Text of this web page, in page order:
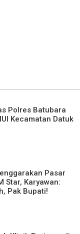
Polres Batubara
Kecamatan Datuk
Pasar
Star, Karyawan:
Pak Bupati!